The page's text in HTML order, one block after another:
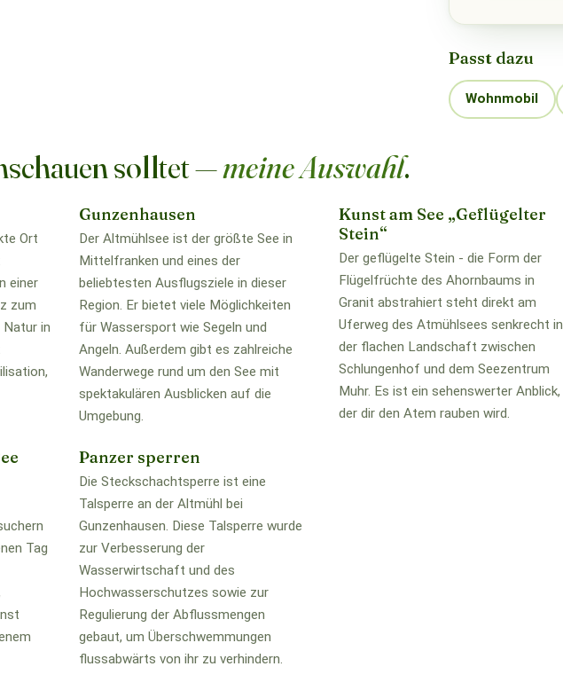
Passt dazu
Wohnmobil
solltet —meine Auswahl.
Ort
einer
zum
Natur in
Gunzenhausen
Der Altmühlsee ist der größte See in
Mittelfranken und eines der
beliebtesten Ausflugsziele in dieser
Region. Er bietet viele Möglichkeiten
für Wassersport wie Segeln und
Angeln. Außerdem gibt es zahlreiche
Wanderwege rund um den See mit
spektakulären Ausblicken auf die
Umgebung.
Kunst am See „Geflügelter
Stein“
Der geflügelte Stein - die Form der
Flügelfrüchte des Ahornbaums in
Granit abstrahiert steht direkt am
Uferweg des Atmühlsees senkrecht in
der flachen Landschaft zwischen
Schlungenhof und dem Seezentrum
Muhr. Es ist ein sehenswerter Anblick,
der dir den Atem rauben wird.
Tag
Panzer sperren
Die Steckschachtsperre ist eine
Talsperre an der Altmühl bei
Gunzenhausen. Diese Talsperre wurde
zur Verbesserung der
Wasserwirtschaft und des
Hochwasserschutzes sowie zur
Regulierung der Abflussmengen
gebaut, um Überschwemmungen
flussabwärts von ihr zu verhindern.